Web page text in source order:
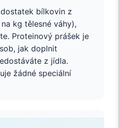
bílkovin z
kg tělesné váhy),
Proteinový prášek je
jak doplnit
z jídla.
žádné speciální